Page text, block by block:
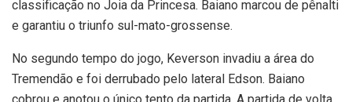
classificação no Joia da Princesa. Baiano marcou de pênalti
e garantiu o triunfo sul-mato-grossense.
No segundo tempo do jogo, Keverson invadiu a área do
Tremendão e foi derrubado pelo lateral Edson. Baiano